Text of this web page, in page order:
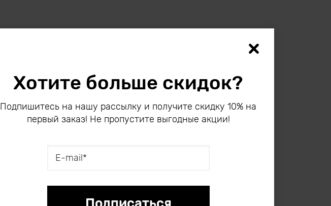
Хотите больше скидок?
Подпишитесь на нашу рассылку и получите скидку 10% на
первый заказ! Не пропустите выгодные акции!